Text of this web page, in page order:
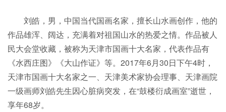
刘皓，男，中国当代国画名家，擅长山水画创作，他的
作品雄浑、阔达，充满着对祖国山水的热爱之情。作品被人
民大会堂收藏，被称为天津市国画十大名家，代表作品有
《水西庄图》《大山作证》等。2017年6月30日下午4时，
天津市国画十大名家之一、天津美术家协会理事、天津画院
一级画师刘皓先生因心脏病突发，在“鼓楼衍成画室”逝世，
享年68岁。